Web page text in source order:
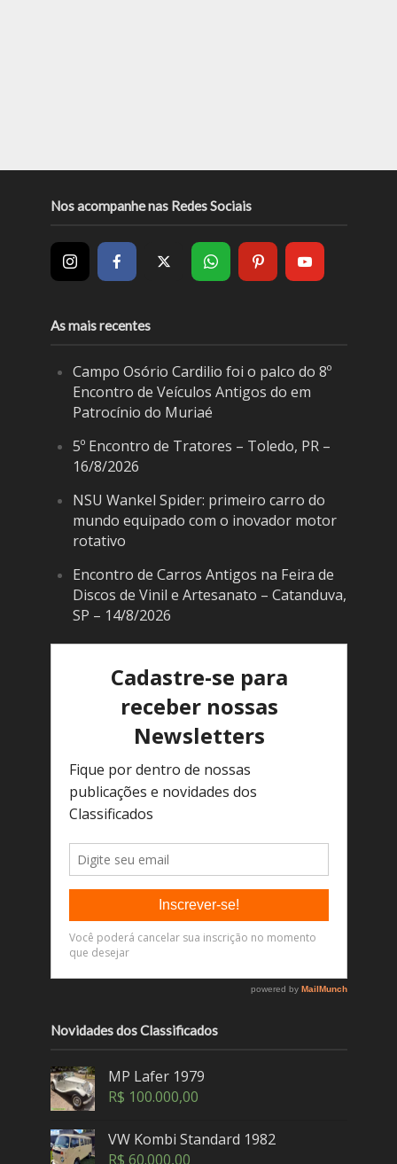
Nos acompanhe nas Redes Sociais
As mais recentes
Campo Osório Cardilio foi o palco do 8º
Encontro de Veículos Antigos do em
Patrocínio do Muriaé
5º Encontro de Tratores – Toledo, PR –
16/8/2026
NSU Wankel Spider: primeiro carro do
mundo equipado com o inovador motor
rotativo
Encontro de Carros Antigos na Feira de
Discos de Vinil e Artesanato – Catanduva,
SP – 14/8/2026
Novidades dos Classificados
MP Lafer 1979
R$ 100.000,00
VW Kombi Standard 1982
R$ 60.000,00